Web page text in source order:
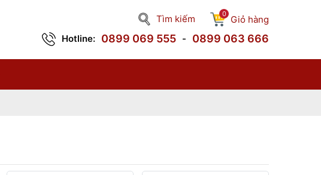
Giỏ hàng
0
Tìm kiếm
Hotline: 0899 069 555 - 0899 063 666